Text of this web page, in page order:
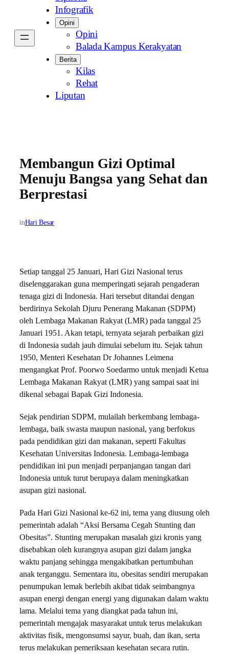
Infografik
Opini
Opini
Balada Kampus Kerakyatan
Berita
Kilas
Rehat
Liputan
Membangun Gizi Optimal
Menuju Bangsa yang Sehat dan
Berprestasi
inHari Besar
Setiap tanggal 25 Januari, Hari Gizi Nasional terus
diselenggarakan guna memperingati sejarah pengaderan
tenaga gizi di Indonesia. Hari tersebut ditandai dengan
berdirinya Sekolah Djuru Penerang Makanan (SDPM)
oleh Lembaga Makanan Rakyat (LMR) pada tanggal 25
Januari 1951. Akan tetapi, ternyata sejarah perbaikan gizi
di Indonesia sudah jauh dimulai sebelum itu. Sejak tahun
1950, Menteri Kesehatan Dr Johannes Leimena
mengangkat Prof. Poorwo Soedarmo untuk menjadi Ketua
Lembaga Makanan Rakyat (LMR) yang sampai saat ini
dikenal sebagai Bapak Gizi Indonesia.
Sejak pendirian SDPM, mulailah berkembang lembaga-
lembaga, baik swasta maupun nasional, yang berfokus
pada pendidikan gizi dan makanan, seperti Fakultas
Kesehatan Universitas Indonesia. Lembaga-lembaga
pendidikan ini pun menjadi perpanjangan tangan dari
Indonesia untuk turut berupaya dalam meningkatkan
asupan gizi nasional.
Pada Hari Gizi Nasional ke-62 ini, tema yang diusung oleh
pemerintah adalah “Aksi Bersama Cegah Stunting dan
Obesitas”. Stunting merupakan masalah gizi kronis yang
disebabkan oleh kurangnya asupan gizi dalam jangka
waktu panjang sehingga mengakibatkan pertumbuhan
anak terganggu. Sementara itu, obesitas sendiri merupakan
penumpukan lemak berlebih akibat tidak seimbangnya
asupan energi dengan energi yang digunakan dalam waktu
lama. Melalui tema yang diangkat pada tahun ini,
pemerintah mengajak masyarakat untuk terus melakukan
aktivitas fisik, mengonsumsi sayur, buah, dan ikan, serta
terus melakukan pemeriksaan kesehatan secara rutin.